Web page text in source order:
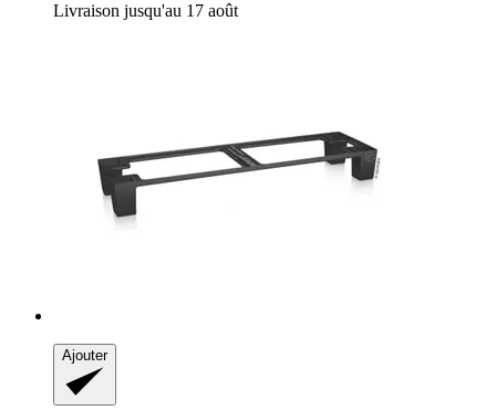
Livraison jusqu'au 17 août
Ajouter